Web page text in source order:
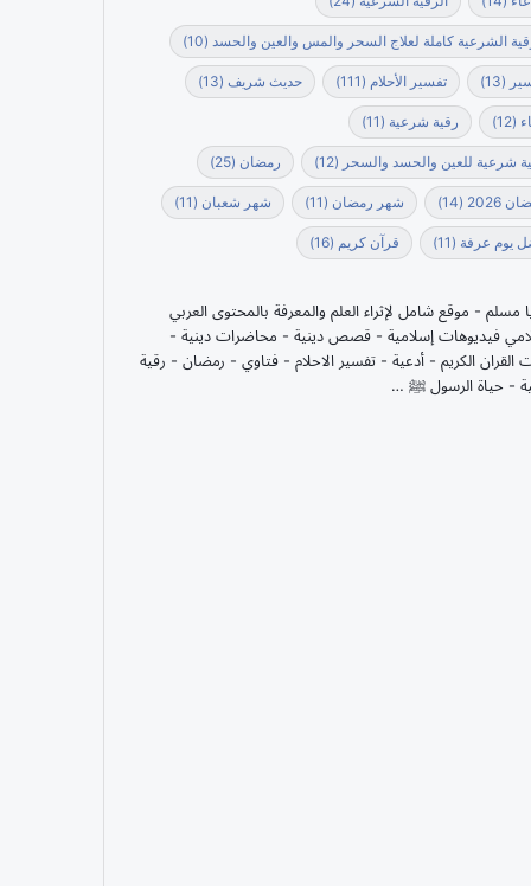
الشرعية كاملة لعلاج السحر والمس والعين والحسد (10)
(13) تفسير الأحلام (111) حديث شريف(13)
(12) رقية شرعية (11)
شرعية للعين والحسد والسحر (12) رمضان (25)
2026
(14) شهر رمضان (11) شهر شعبان (11)
يوم عرفة (11) قرآن كريم (16)
مسلم - موقع شامل لإثراء العلم والمعرفة بالمحتوى العربي
فيديوهات إسلامية - قصص دينية - محاضرات دينية -
القران الكريم - أدعية - تفسير الاحلام - فتاوي - رمضان - رقية
- حياة الرسول ﷺ …